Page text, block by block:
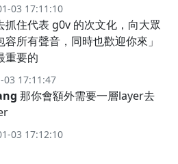
03 17:11:10
抓住代表 g0v 的次文化，向大眾
所有聲音，同時也歡迎你來」
重要的
03 17:11:47
那你會額外需要一層layer去
03 17:12:10